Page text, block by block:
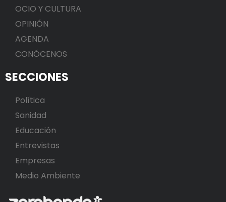
OCIO Y CULTURA
OPINIÓN
AGENDA
CONÓCENOS
SECCIONES
Política
Sanidad
Educación
Entrevistas
Empresas
Medio Ambiente